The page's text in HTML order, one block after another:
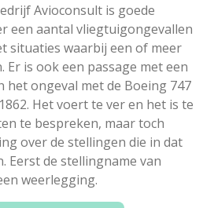
Avioconsult is goede
een aantal vliegtuigongevallen
situaties waarbij een of meer
is ook een passage met een
het ongeval met de Boeing 747
Het voert te ver en het is te
te bespreken, maar toch
over de stellingen die in dat
Eerst de stellingname van
weerlegging.